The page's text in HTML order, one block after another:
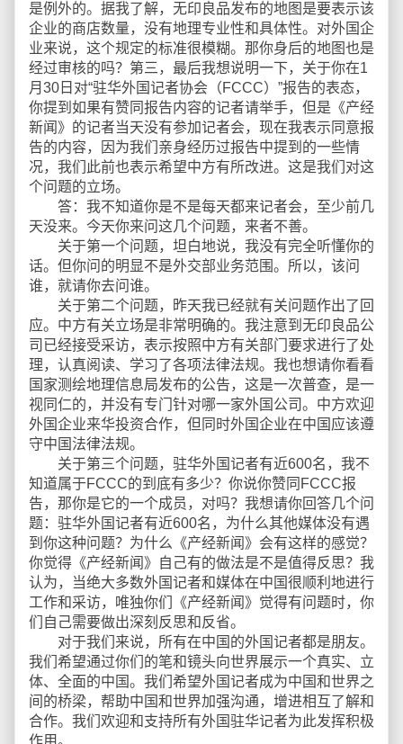
是例外的。据我了解，无印良品发布的地图是要表示该
企业的商店数量，没有地理专业性和具体性。对外国企
业来说，这个规定的标准很模糊。那你身后的地图也是
经过审核的吗？第三，最后我想说明一下，关于你在1
月30日对“驻华外国记者协会（FCCC）”报告的表态，
你提到如果有赞同报告内容的记者请举手，但是《产经
新闻》的记者当天没有参加记者会，现在我表示同意报
告的内容，因为我们亲身经历过报告中提到的一些情
况，我们此前也表示希望中方有所改进。这是我们对这
个问题的立场。
答：我不知道你是不是每天都来记者会，至少前几
天没来。今天你来问这几个问题，来者不善。
关于第一个问题，坦白地说，我没有完全听懂你的
话。但你问的明显不是外交部业务范围。所以，该问
谁，就请你去问谁。
关于第二个问题，昨天我已经就有关问题作出了回
应。中方有关立场是非常明确的。我注意到无印良品公
司已经接受采访，表示按照中方有关部门要求进行了处
理，认真阅读、学习了各项法律法规。我也想请你看看
国家测绘地理信息局发布的公告，这是一次普查，是一
视同仁的，并没有专门针对哪一家外国公司。中方欢迎
外国企业来华投资合作，但同时外国企业在中国应该遵
守中国法律法规。
关于第三个问题，驻华外国记者有近600名，我不
知道属于FCCC的到底有多少？你说你赞同FCCC报
告，那你是它的一个成员，对吗？我想请你回答几个问
题：驻华外国记者有近600名，为什么其他媒体没有遇
到你这种问题？为什么《产经新闻》会有这样的感觉？
你觉得《产经新闻》自己有的做法是不是值得反思？我
认为，当绝大多数外国记者和媒体在中国很顺利地进行
工作和采访，唯独你们《产经新闻》觉得有问题时，你
们自己需要做出深刻反思和反省。
对于我们来说，所有在中国的外国记者都是朋友。
我们希望通过你们的笔和镜头向世界展示一个真实、立
体、全面的中国。我们希望外国记者成为中国和世界之
间的桥梁，帮助中国和世界加强沟通，增进相互了解和
合作。我们欢迎和支持所有外国驻华记者为此发挥积极
作用。